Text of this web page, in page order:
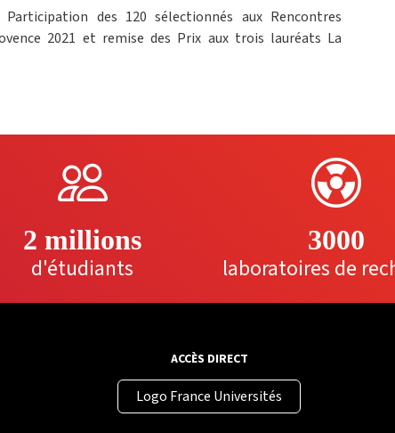
des 120 sélectionnés aux Rencontres
2021 et remise des Prix aux trois lauréats La
2 millions
d'étudiants
3000
laboratoires de
ACCÈS DIRECT
Logo France Universités